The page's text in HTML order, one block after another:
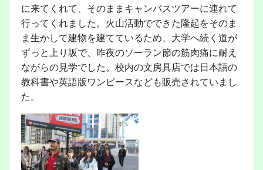
に来てくれて、そのままキャンパスツアーに連れて
行ってくれました。火山活動でできた隆起をそのま
ま生かして建物を建てているため、大学へ続く道が
ずっと上り坂で、昨夜のソーラン節の筋肉痛に耐え
ながらの見学でした。校内の文房具店では日本語の
教科書や英語版ワンピースなども販売されていまし
た。